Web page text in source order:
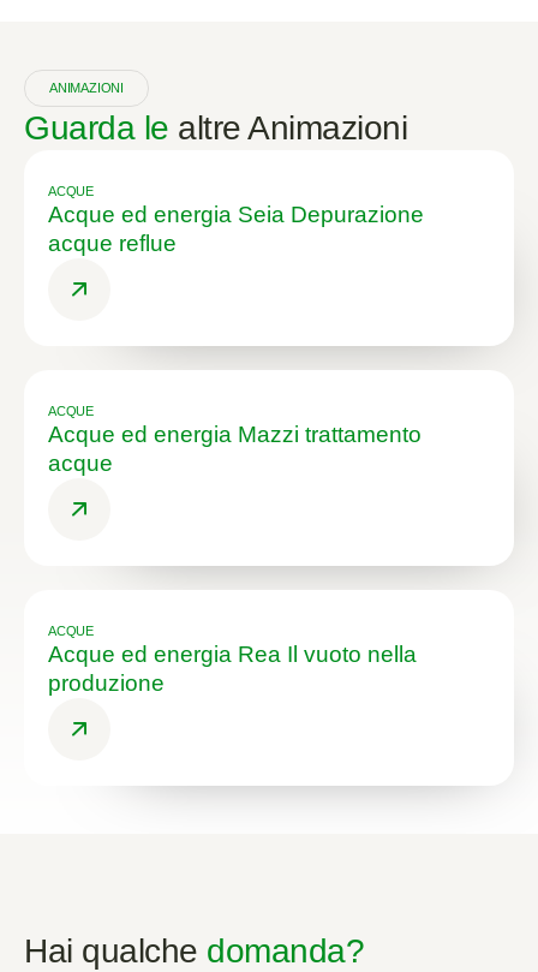
ANIMAZIONI
Guarda le altre Animazioni
ACQUE
Acque ed energia Seia Depurazione
acque reflue
ACQUE
Acque ed energia Mazzi trattamento
acque
ACQUE
Acque ed energia Rea Il vuoto nella
produzione
Hai qualche domanda?